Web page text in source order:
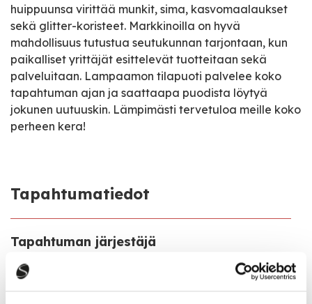
huippuunsa virittää munkit, sima, kasvomaalaukset
sekä glitter-koristeet. Markkinoilla on hyvä
mahdollisuus tutustua seutukunnan tarjontaan, kun
paikalliset yrittäjät esittelevät tuotteitaan sekä
palveluitaan. Lampaamon tilapuoti palvelee koko
tapahtuman ajan ja saattaapa puodista löytyä
jokunen uutuuskin. Lämpimästi tervetuloa meille koko
perheen kera!
Tapahtumatiedot
Tapahtuman järjestäjä
Tapahtumapaikka